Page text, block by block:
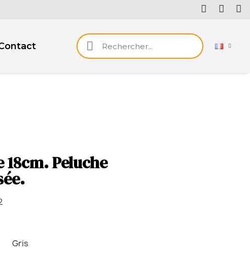
18cm. Peluche
Gris